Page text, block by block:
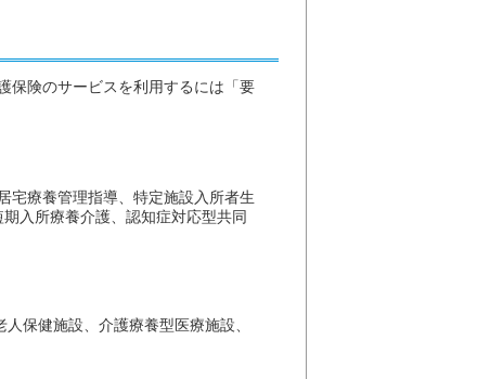
保険のサービスを利用するには「要
宅療養管理指導、特定施設入所者生
入所療養介護、認知症対応型共同
保健施設、介護療養型医療施設、